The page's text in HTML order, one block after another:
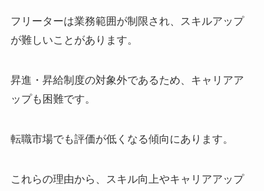
フリーターは業務範囲が制限され、スキルアップ
が難しいことがあります。
昇進・昇給制度の対象外であるため、キャリアア
ップも困難です。
転職市場でも評価が低くなる傾向にあります。
これらの理由から、スキル向上やキャリアアップ